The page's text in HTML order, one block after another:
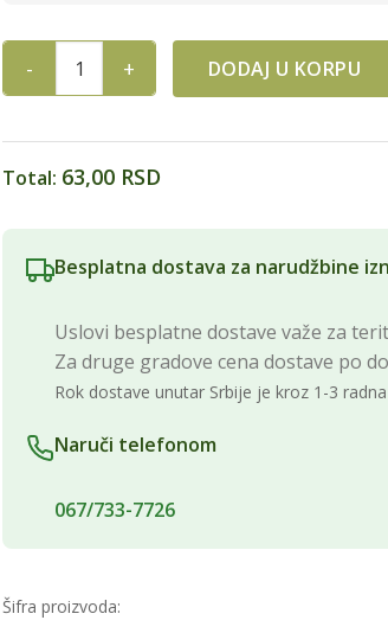
SVEĆICA ROĐENDANSKA 5 ROZE quantity
DODAJ U KORPU
Total: 63,00 RSD
Besplatna dostava za narudžbine
Uslovi besplatne dostave važe za
Za druge gradove cena dostave po
Rok dostave unutar Srbije je kroz 1-3
Naruči telefonom
067/733-7726
Šifra proizvoda: